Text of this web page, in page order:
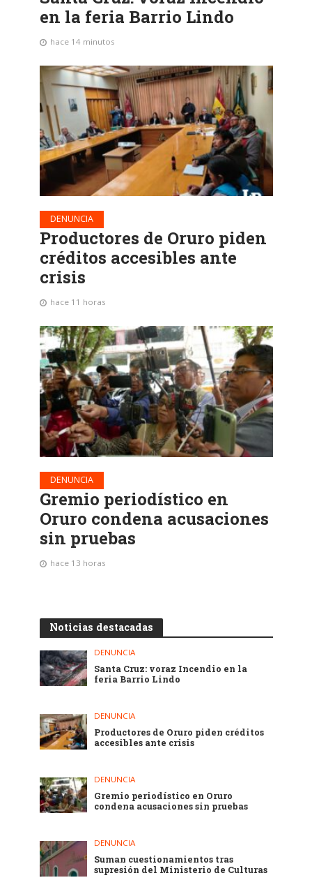
en la feria Barrio Lindo
hace 14 minutos
DENUNCIA
Productores de Oruro piden
créditos accesibles ante
crisis
hace 11 horas
DENUNCIA
Gremio periodístico en
Oruro condena acusaciones
sin pruebas
hace 13 horas
Noticias destacadas
DENUNCIA
Santa Cruz: voraz Incendio en la
feria Barrio Lindo
DENUNCIA
Productores de Oruro piden créditos
accesibles ante crisis
DENUNCIA
Gremio periodístico en Oruro
condena acusaciones sin pruebas
DENUNCIA
Suman cuestionamientos tras
supresión del Ministerio de Culturas